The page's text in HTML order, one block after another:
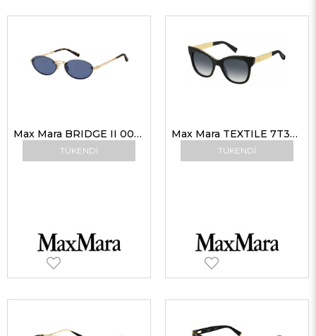
TÜKENDI
Max Mara BRIDGE II 000KU 54-17 Unisex Güneş Gözlükleri
TÜKENDI
Max Mara TEXTILE 7T39O Kadın Güneş Gözlükleri